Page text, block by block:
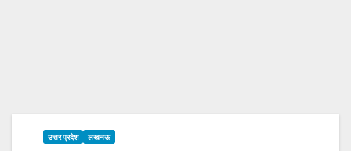
उत्तर प्रदेश लखनऊ